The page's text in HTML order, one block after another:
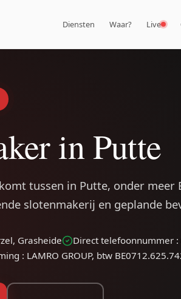
Diensten Waar? Live
in Putte
tussen in Putte, onder meer
slotenmakerij en geplande
Grasheide
Direct telefoonnummer :
: LAMRO GROUP, btw